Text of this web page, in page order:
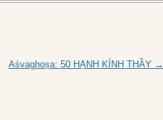
Aśvaghoṣa: 50 HẠNH KÍNH THẦY →